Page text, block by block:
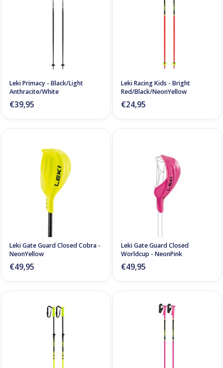
Leki Primacy - Black/Light
Anthracite/White
€39,95
Leki Racing Kids - Bright
Red/Black/NeonYellow
€24,95
Leki Gate Guard Closed Cobra -
NeonYellow
€49,95
Leki Gate Guard Closed
Worldcup - NeonPink
€49,95